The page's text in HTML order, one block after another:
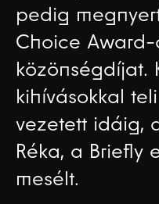
pedig
Choice Award-
közönségdíjat.
kihívásokkal
vezetett idáig,
Réka, a Briefly
mesélt.